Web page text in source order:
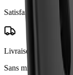
Satisfait ou remboursé
Livraison Gratuite
Sans mimimum d'achat